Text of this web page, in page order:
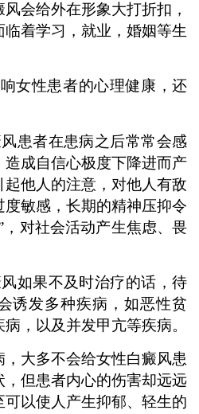
会给外在形象大打折扣，
着学习，就业，婚姻等生
女性患者的心理健康，还
者在患病之后常常会感
成自信心极度下降进而产
他人的注意，对他人有敌
敏感，长期的精神压抑令
，对社会活动产生焦虑、畏
果不及时治疗的话，待
诱发多种疾病，如恶性贫
，以及并发甲亢等疾病。
大多不会给女性白癜风患
但患者内心的伤害却远远
以使人产生抑郁、轻生的